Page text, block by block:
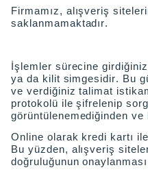
Firmamız, alışveriş
saklanmamaktadır.
İşlemler sürecine
ya da kilit simgesidir. Bu
ve verdiğiniz talimat
protokolü ile şifrelenip
görüntülenemediğinden
Online olarak kredi kartı
Bu yüzden, alışveriş
doğruluğunun